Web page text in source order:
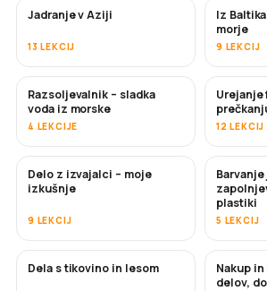
KMALU
Jadranje v Aziji
13 LEKCIJ
KMALU
Iz
morje
9 LEKCIJ
KMALU
Razsoljevalnik – sladka
voda iz morske
4 LEKCIJE 12 LEKCIJ
KMALU
Delo z izvajalci – moje
izkušnje
9 LEKCIJ
KMALU
plastiki
5 LEKCIJ
Dela s tikovino in lesom KMALU
Nakup
delov,